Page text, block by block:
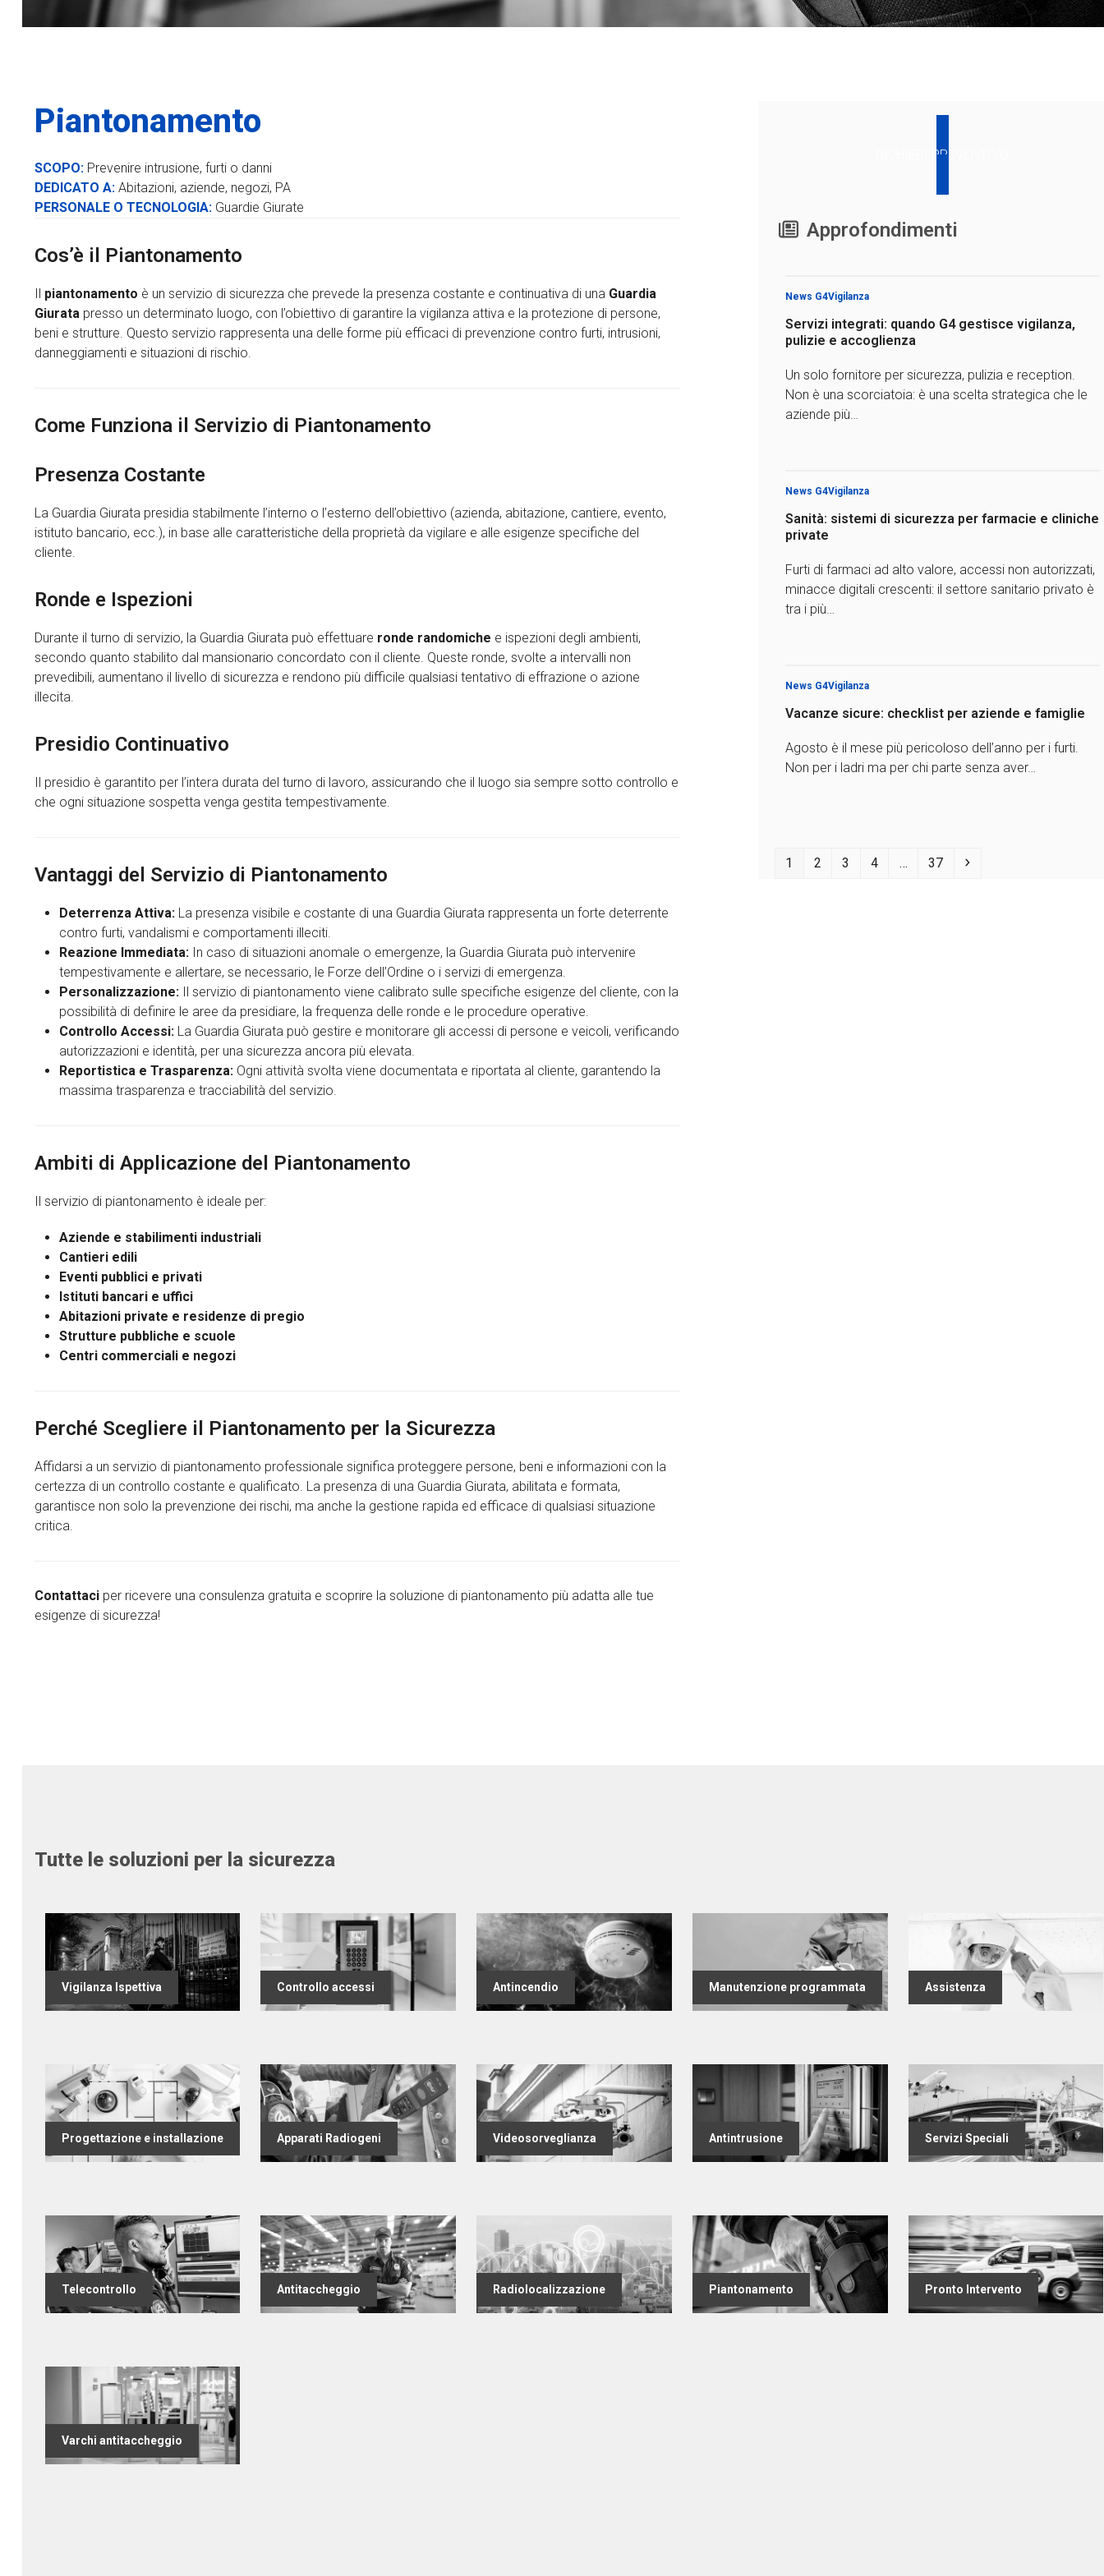
Piantonamento
SCOPO: Prevenire intrusione, furti o danni
DEDICATO A: Abitazioni, aziende, negozi, PA
PERSONALE O TECNOLOGIA: Guardie Giurate
Cos’è il Piantonamento
Il piantonamento è un servizio di sicurezza che prevede la presenza costante e continuativa di una Guardia
Giurata presso un determinato luogo, con l’obiettivo di garantire la vigilanza attiva e la protezione di persone,
beni e strutture. Questo servizio rappresenta una delle forme più efficaci di prevenzione contro furti, intrusioni,
danneggiamenti e situazioni di rischio.
Come Funziona il Servizio di Piantonamento
Presenza Costante
La Guardia Giurata presidia stabilmente l’interno o l’esterno dell’obiettivo (azienda, abitazione, cantiere, evento,
istituto bancario, ecc.), in base alle caratteristiche della proprietà da vigilare e alle esigenze specifiche del
cliente.
Ronde e Ispezioni
Durante il turno di servizio, la Guardia Giurata può effettuare ronde randomiche e ispezioni degli ambienti,
secondo quanto stabilito dal mansionario concordato con il cliente. Queste ronde, svolte a intervalli non
prevedibili, aumentano il livello di sicurezza e rendono più difficile qualsiasi tentativo di effrazione o azione
illecita.
Presidio Continuativo
Il presidio è garantito per l’intera durata del turno di lavoro, assicurando che il luogo sia sempre sotto controllo e
che ogni situazione sospetta venga gestita tempestivamente.
Vantaggi del Servizio di Piantonamento
Deterrenza Attiva: La presenza visibile e costante di una Guardia Giurata rappresenta un forte deterrente
contro furti, vandalismi e comportamenti illeciti.
Reazione Immediata: In caso di situazioni anomale o emergenze, la Guardia Giurata può intervenire
tempestivamente e allertare, se necessario, le Forze dell’Ordine o i servizi di emergenza.
Personalizzazione: Il servizio di piantonamento viene calibrato sulle specifiche esigenze del cliente, con la
possibilità di definire le aree da presidiare, la frequenza delle ronde e le procedure operative.
Controllo Accessi: La Guardia Giurata può gestire e monitorare gli accessi di persone e veicoli, verificando
autorizzazioni e identità, per una sicurezza ancora più elevata.
Reportistica e Trasparenza: Ogni attività svolta viene documentata e riportata al cliente, garantendo la
massima trasparenza e tracciabilità del servizio.
Ambiti di Applicazione del Piantonamento
Il servizio di piantonamento è ideale per:
Aziende e stabilimenti industriali
Cantieri edili
Eventi pubblici e privati
Istituti bancari e uffici
Abitazioni private e residenze di pregio
Strutture pubbliche e scuole
Centri commerciali e negozi
Perché Scegliere il Piantonamento per la Sicurezza
Affidarsi a un servizio di piantonamento professionale significa proteggere persone, beni e informazioni con la
certezza di un controllo costante e qualificato. La presenza di una Guardia Giurata, abilitata e formata,
garantisce non solo la prevenzione dei rischi, ma anche la gestione rapida ed efficace di qualsiasi situazione
critica.
Contattaci per ricevere una consulenza gratuita e scoprire la soluzione di piantonamento più adatta alle tue
esigenze di sicurezza!
RICHIEDI PREVENTIVO
Approfondimenti
News G4Vigilanza
Servizi integrati: quando G4 gestisce vigilanza,
pulizie e accoglienza
Un solo fornitore per sicurezza, pulizia e reception.
Non è una scorciatoia: è una scelta strategica che le
aziende più…
News G4Vigilanza
Sanità: sistemi di sicurezza per farmacie e cliniche
private
Furti di farmaci ad alto valore, accessi non autorizzati,
minacce digitali crescenti: il settore sanitario privato è
tra i più…
News G4Vigilanza
Vacanze sicure: checklist per aziende e famiglie
Agosto è il mese più pericoloso dell’anno per i furti.
Non per i ladri ma per chi parte senza aver…
Pagina
1 Pagina
2 Pagina
3 Pagina
4 … Pagina
37 Successivo
Tutte le soluzioni per la sicurezza
Vigilanza Ispettiva Controllo accessi Antincendio Manutenzione programmata Assistenza
Progettazione e installazione Apparati Radiogeni Videosorveglianza Antintrusione Servizi Speciali
Telecontrollo Antitaccheggio Radiolocalizzazione Piantonamento Pronto Intervento
Varchi antitaccheggio